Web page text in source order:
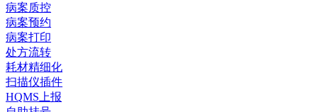
病案质控
病案预约
病案打印
处方流转
耗材精细化
扫描仪插件
HQMS上报